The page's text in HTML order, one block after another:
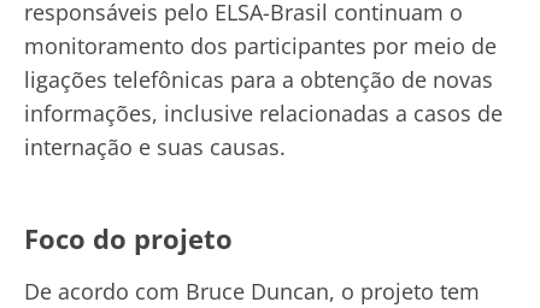
responsáveis pelo ELSA-Brasil continuam o
monitoramento dos participantes por meio de
ligações telefônicas para a obtenção de novas
informações, inclusive relacionadas a casos de
internação e suas causas.
Foco do projeto
De acordo com Bruce Duncan, o projeto tem